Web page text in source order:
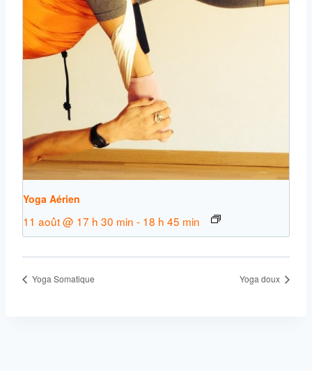
Yoga Aérien
11 août @ 17 h 30 min - 18 h 45 min
Yoga Somatique Yoga doux